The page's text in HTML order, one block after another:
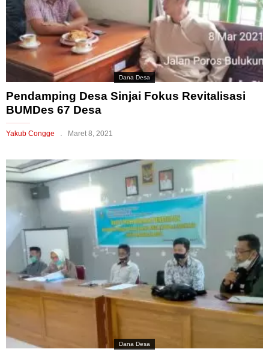
Dana Desa
Pendamping Desa Sinjai Fokus Revitalisasi
BUMDes 67 Desa
Yakub Congge Maret 8, 2021
Dana Desa